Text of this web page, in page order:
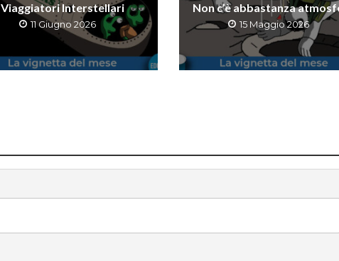
Viaggiatori Interstellari
11 Giugno 2026
Non c’è abbastanza
15 Maggio 2026